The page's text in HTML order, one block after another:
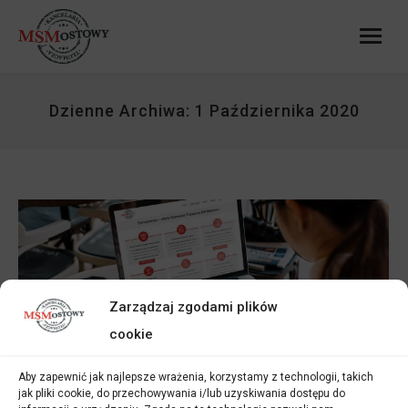
Zarządzaj zgodami plików
cookie
Aby zapewnić jak najlepsze wrażenia, korzystamy z technologii, takich
jak pliki cookie, do przechowywania i/lub uzyskiwania dostępu do
Dzienne Archiwa: 1 Października 2020
Tłumaczenie Stron WWW
Kancelaria Tłumacza MS Mostowy